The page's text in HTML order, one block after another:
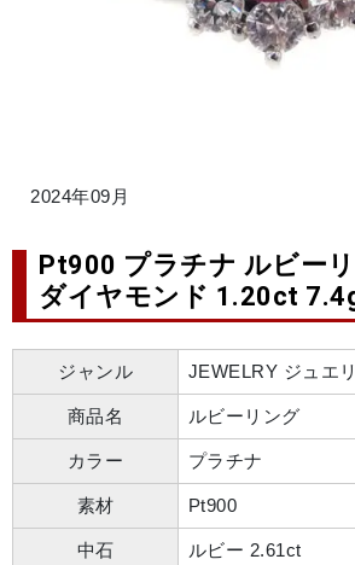
2024年09月
Pt900 プラチナ ルビー
ダイヤモンド 1.20ct
ジャンル JEWELRY ジュエ
商品名 ルビーリング
カラー プラチナ
素材 Pt900
中石 ルビー 2.61ct